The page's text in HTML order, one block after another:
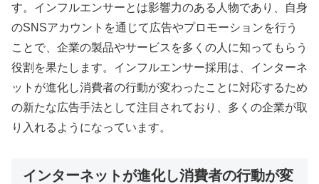
す。インフルエンサーとは影響力のある人物であり、自身
のSNSアカウントを通じて広告やプロモーションを行う
ことで、企業の製品やサービスを多くの人に知ってもらう
役割を果たします。インフルエンサー採用は、インターネ
ットが進化し消費者の行動が変わったことに対応するため
の新たな広告手法として注目されており、多くの企業が取
り入れるようになっています。
インターネットが進化し消費者の行動が変